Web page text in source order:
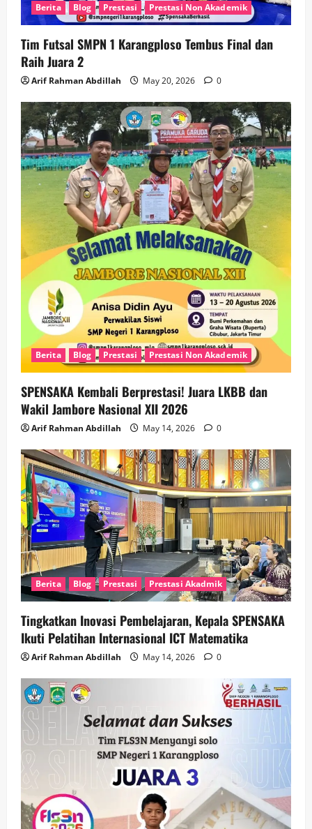
Berita Blog Prestasi Prestasi Non Akademik
Tim Futsal SMPN 1 Karangploso Tembus Final dan
Raih Juara 2
Arif Rahman Abdillah May 20, 2026 0
Berita Blog Prestasi Prestasi Non Akademik
SPENSAKA Kembali Berprestasi! Juara LKBB dan
Wakil Jambore Nasional XII 2026
Arif Rahman Abdillah May 14, 2026 0
Berita Blog Prestasi Prestasi Akadmik
Tingkatkan Inovasi Pembelajaran, Kepala SPENSAKA
Ikuti Pelatihan Internasional ICT Matematika
Arif Rahman Abdillah May 14, 2026 0